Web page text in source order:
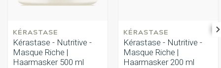
KÉRASTASE
Kérastase - Nutritive -
Masque Riche |
Haarmasker 500 ml
KÉRASTASE
Kérastase - Nutritive -
Masque Riche |
Haarmasker 200 ml